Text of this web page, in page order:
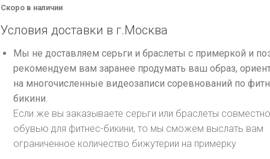
Скоро в наличии
Условия доставки в г.Москва
Мы не доставляем серьги и браслеты с примеркой и
рекомендуем вам заранее продумать ваш образ,
на многочисленные видеозаписи соревнований по
бикини.
Если же вы заказываете серьги или браслеты
обувью для фитнес-бикини, то мы сможем выслать вам
ограниченное количество бижутерии на примерку